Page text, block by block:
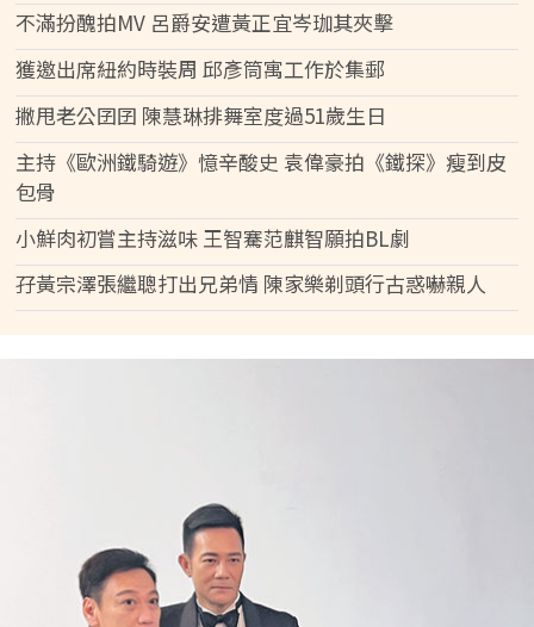
不滿扮醜拍MV 呂爵安遭黃正宜岑珈其夾擊
獲邀出席紐約時裝周 邱彥筒寓工作於集郵
撇甩老公囝囝 陳慧琳排舞室度過51歲生日
主持《歐洲鐵騎遊》憶辛酸史 袁偉豪拍《鐵探》瘦到皮
包骨
小鮮肉初嘗主持滋味 王智騫范麒智願拍BL劇
孖黃宗澤張繼聰打出兄弟情 陳家樂剃頭行古惑嚇親人